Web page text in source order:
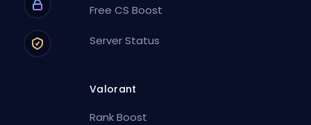
Free CS Boost
Server Status
Valorant
Rank Boost